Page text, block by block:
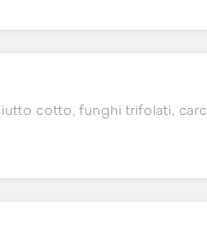
cotto, funghi trifolati,